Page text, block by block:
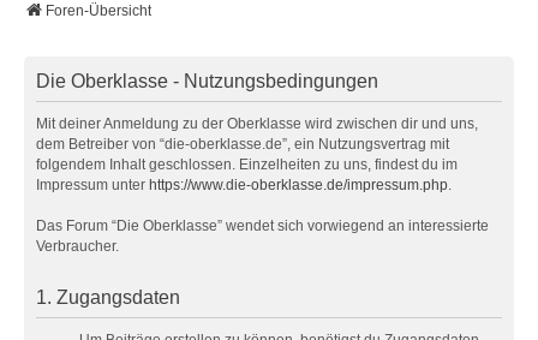
Foren-Übersicht
Die Oberklasse - Nutzungsbedingungen
Mit deiner Anmeldung zu der Oberklasse wird zwischen dir und uns,
dem Betreiber von “die-oberklasse.de”, ein Nutzungsvertrag mit
folgendem Inhalt geschlossen. Einzelheiten zu uns, findest du im
Impressum unter https://www.die-oberklasse.de/impressum.php.
Das Forum “Die Oberklasse” wendet sich vorwiegend an interessierte
Verbraucher.
1. Zugangsdaten